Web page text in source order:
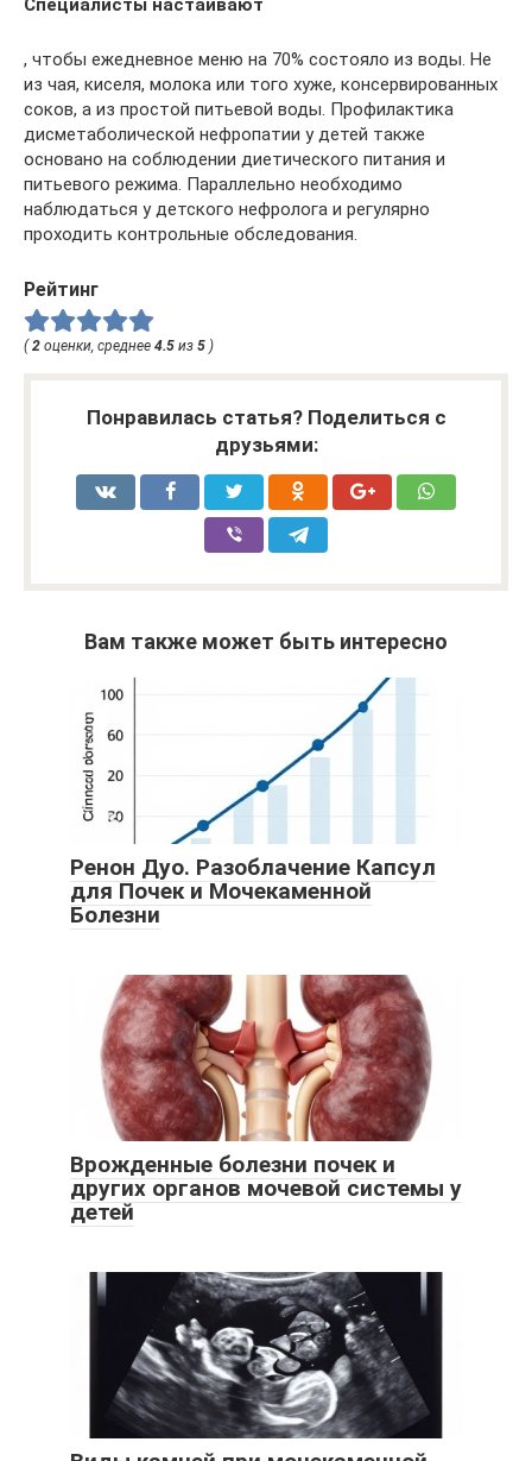
Специалисты настаивают
, чтобы ежедневное меню на 70% состояло из воды. Не
из чая, киселя, молока или того хуже, консервированных
соков, а из простой питьевой воды. Профилактика
дисметаболической нефропатии у детей также
основано на соблюдении диетического питания и
питьевого режима. Параллельно необходимо
наблюдаться у детского нефролога и регулярно
проходить контрольные обследования.
Рейтинг
(2 оценки, среднее 4.5 из 5 )
Понравилась статья? Поделиться с
друзьями:
Вам также может быть интересно
Ренон Дуо. Разоблачение Капсул
для Почек и Мочекаменной
Болезни
Врожденные болезни почек и
других органов мочевой системы у
детей